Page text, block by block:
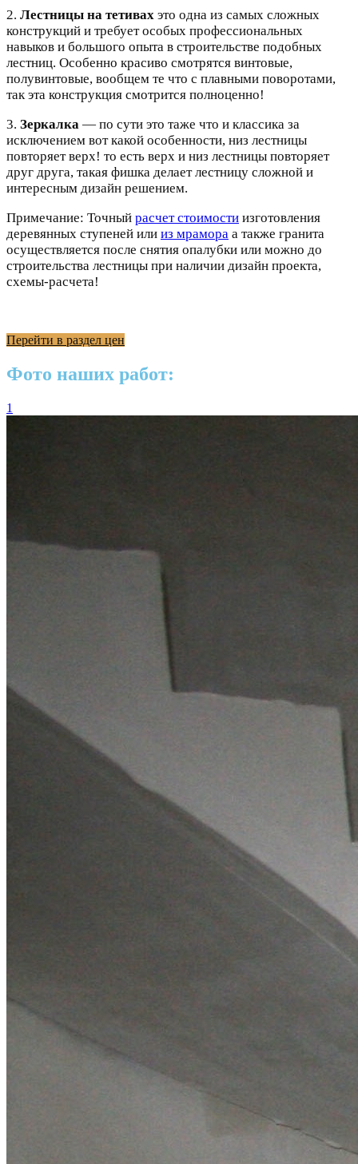
2. Лестницы на тетивах это одна из самых сложных
конструкций и требует особых профессиональных
навыков и большого опыта в строительстве подобных
лестниц. Особенно красиво смотрятся винтовые,
полувинтовые, вообщем те что с плавными поворотами,
так эта конструкция смотрится полноценно!
3. Зеркалка — по сути это таже что и классика за
исключением вот какой особенности, низ лестницы
повторяет верх! то есть верх и низ лестницы повторяет
друг друга, такая фишка делает лестницу сложной и
интересным дизайн решением.
Примечание: Точный расчет стоимости изготовления
деревянных ступеней или из мрамора а также гранита
осуществляется после снятия опалубки или можно до
строительства лестницы при наличии дизайн проекта,
схемы-расчета!
Перейти в раздел цен
Фото наших работ:
1